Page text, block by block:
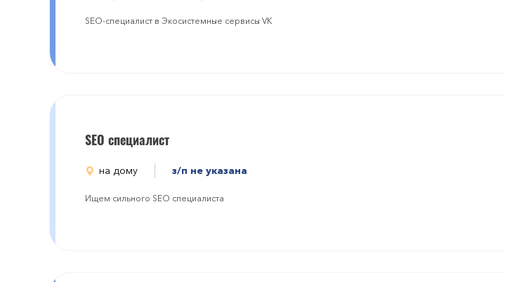
SEO-специалист в Экосистемные сервисы VK
SEO специалист
на дому з/п не указана
Ищем сильного SEO специалиста